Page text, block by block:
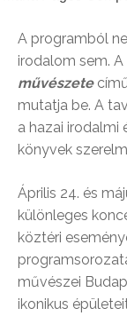
A programból
irodalom sem. A
művészete
mutatja be. A
a hazai irodalmi
könyvek
Április 24. és
különleges
köztéri
művészei
ikonikus